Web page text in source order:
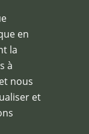
en
la
à
nous
et